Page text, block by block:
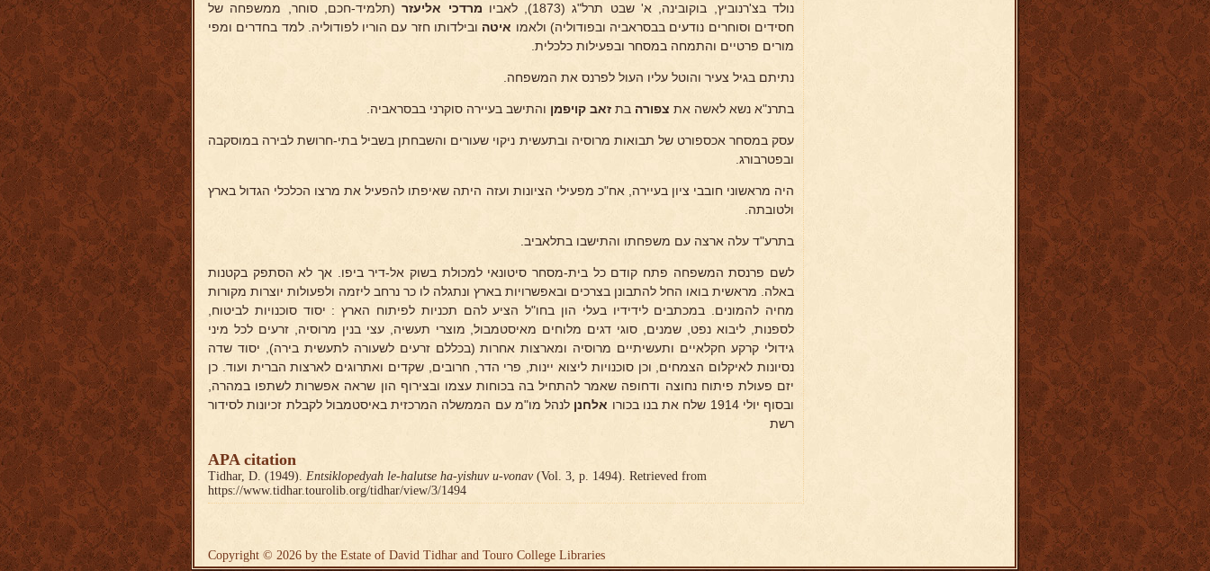
נולד בצ'רנוביץ, בוקובינה, א' שבט תרל"ג (1873), לאביו מרדכי אליעזר(תלמיד-חכם, סוחר, ממשפחה של
חסידים וסוחרים נודעים בבסראביה ובפודוליה) ולאמו איטה ובילדותו חזר עם הוריו לפודוליה. למד בחדרים ומפי
מורים פרטיים והתמחה במסחר ובפעילות כלכלית.
נתיתם בגיל צעיר והוטל עליו העול לפרנס את המשפחה.
בתרנ"א נשא לאשה את צפורה בת זאב קויפמן והתישב בעיירה סוקרני בבסראביה.
עסק במסחר אכספורט של תבואות מרוסיה ובתעשית ניקוי שעורים והשבחתן בשביל בתי-חרושת לבירה במוסקבה
ובפטרבורג.
היה מראשוני חובבי ציון בעיירה, אח"כ מפעילי הציונות ועזה היתה שאיפתו להפעיל את מרצו הכלכלי הגדול בארץ
ולטובתה.
בתרע"ד עלה ארצה עם משפחתו והתישבו בתלאביב.
לשם פרנסת המשפחה פתח קודם כל בית-מסחר סיטונאי למכולת בשוק אל-דיר ביפו. אך לא הסתפק בקטנות
באלה. מראשית בואו החל להתבונן בצרכים ובאפשרויות בארץ ונתגלה לו כר נרחב ליזמה ולפעולות יוצרות מקורות
מחיה להמונים. במכתבים לידידיו בעלי הון בחו"ל הציע להם תכניות לפיתוח הארץ : יסוד סוכנויות לביטוח,
לספנות, ליבוא נפט, שמנים, סוגי דגים מלוחים מאיסטמבול, מוצרי תעשיה, עצי בנין מרוסיה, זרעים לכל מיני
גידולי קרקע חקלאיים ותעשיתיים מרוסיה ומארצות אחרות (בכללם זרעים לשעורה לתעשית בירה), יסוד שדה
נסיונות לאיקלום הצמחים, וכן סוכנויות ליצוא יינות, פרי הדר, חרובים, שקדים ואתרוגים לארצות הברית ועוד. כן
יזם פעולת פיתוח נחוצה ודחופה שאמר להתחיל בה בכוחות עצמו ובצירוף הון שראה אפשרות לשתפו במהרה,
ובסוף יולי 1914 שלח את בנו בכורו
אלחנן לנהל מו"מ עם הממשלה המרכזית באיסטמבול לקבלת זכיונות לסידור
רשת
APA citation
Tidhar, D. (1949). Entsiklopedyah le-halutse ha-yishuv u-vonav(Vol. 3, p. 1494). Retrieved from
https://www.tidhar.tourolib.org/tidhar/view/3/1494
Copyright © 2026 by the Estate of David Tidhar and Touro College Libraries